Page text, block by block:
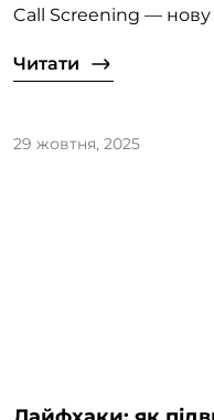
Call Screening — нову
Читати
29 жовтня, 2025